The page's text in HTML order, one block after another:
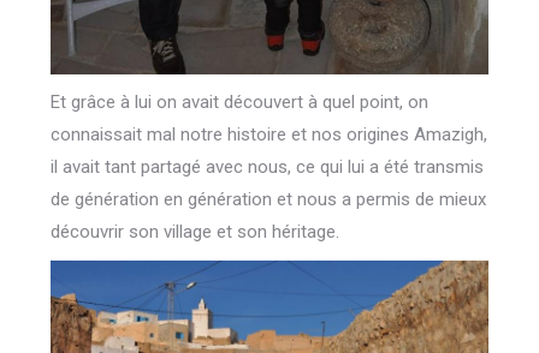
Et grâce à lui on avait découvert à quel point, on
connaissait mal notre histoire et nos origines Amazigh,
il avait tant partagé avec nous, ce qui lui a été transmis
de génération en génération et nous a permis de mieux
découvrir son village et son héritage.